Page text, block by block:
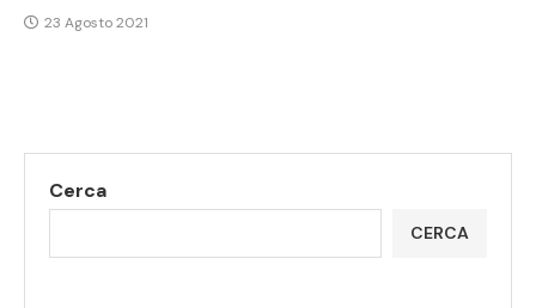
23 Agosto 2021
Cerca
CERCA